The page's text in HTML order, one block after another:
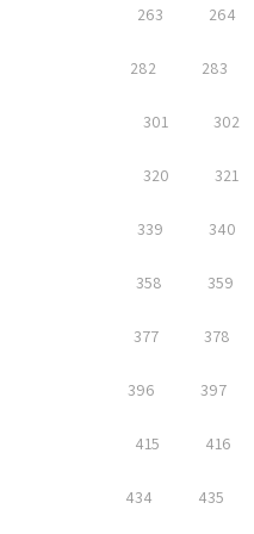
263 264
282 283
301 302
320 321
339 340
358 359
377 378
396 397
415 416
434 435